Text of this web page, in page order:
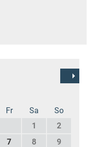
Fr Sa
So
1
2
7 8
9